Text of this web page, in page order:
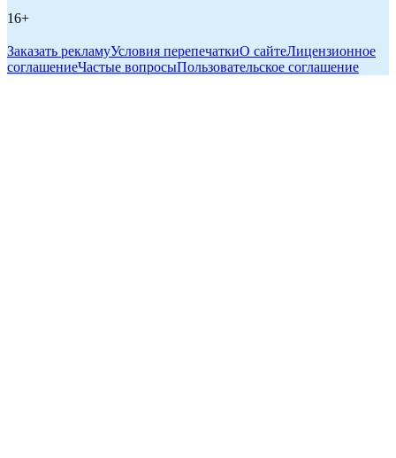
16+
Заказать рекламуУсловия перепечаткиО сайтеЛицензионное
соглашениеЧастые вопросыПользовательское соглашение